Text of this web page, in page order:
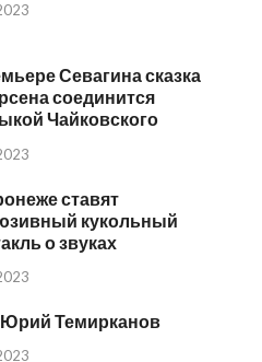
Севагина сказка
соединится
Чайковского
ставят
кукольный
о звуках
Темирканов